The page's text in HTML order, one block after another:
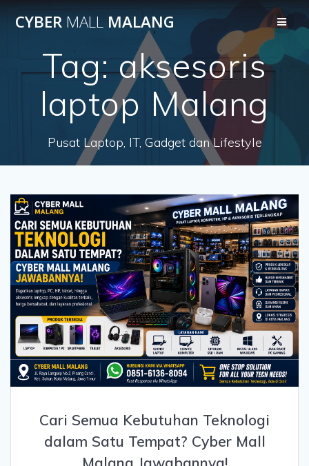
to
content
CYBER MALL MALANG
Tag:aksesoris
laptop Malang
Pusat Laptop, IT, Gadget dan Lifestyle
Cari Semua Kebutuhan Teknologi
dalam Satu Tempat? Cyber Mall
Malang Jawabannya!